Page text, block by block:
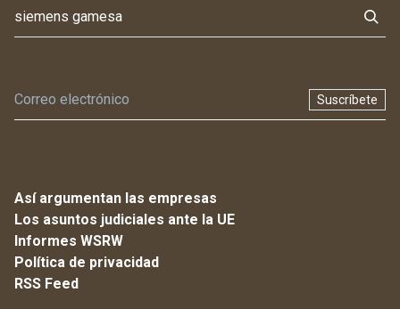
Suscríbete
Así argumentan las empresas
Los asuntos judiciales ante la UE
Informes WSRW
Política de privacidad
RSS Feed